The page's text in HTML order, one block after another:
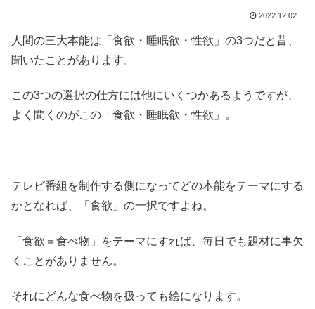
2022.12.02
人間の三大本能は「食欲・睡眠欲・性欲」の3つだと昔、
聞いたことがあります。
この3つの選択の仕方には他にいくつかあるようですが、
よく聞くのがこの「食欲・睡眠欲・性欲」。
テレビ番組を制作する側になってどの本能をテーマにする
かとなれば、「食欲」の一択ですよね。
「食欲＝食べ物」をテーマにすれば、毎日でも題材に事欠
くことがありません。
それにどんな食べ物を扱っても絵になります。